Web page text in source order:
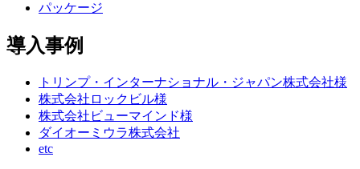
パッケージ
導入事例
トリンプ・インターナショナル・ジャパン株式会社様
株式会社ロックビル様
株式会社ビューマインド様
ダイオーミウラ株式会社
etc